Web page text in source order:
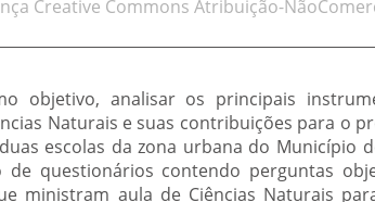
Creative Commons Atribuição-
objetivo, analisar os principais
Naturais e suas contribuições para o
escolas da zona urbana do Município
de questionários contendo perguntas
ministram aula de Ciências Naturais